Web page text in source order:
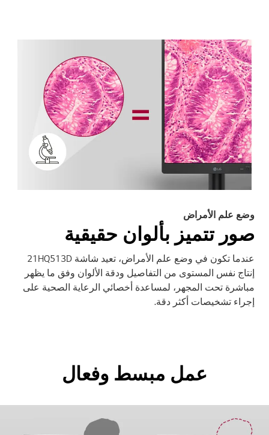
وضع علم الأمراض
صور تتميز بألوان حقيقية
عندما تكون في وضع علم الأمراض، تعيد شاشة 21HQ513D
إنتاج نفس المستوى من التفاصيل ودقة الألوان وفق ما يظهر
مباشرة تحت المجهر، لمساعدة أخصائي الرعاية الصحية على
إجراء تشخيصات أكثر دقة.
عمل مبسط وفعال